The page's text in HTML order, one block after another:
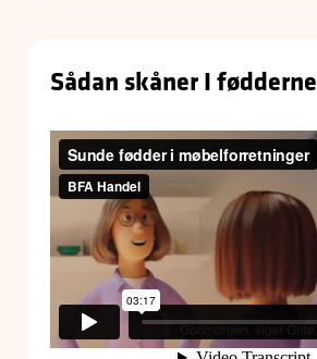
Sådan skåner I fødderne